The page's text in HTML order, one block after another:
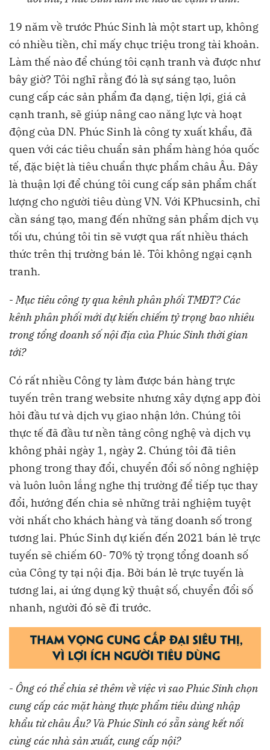
19 năm về trước Phúc Sinh là một start up, không
có nhiều tiền, chỉ mấy chục triệu trong tài khoản.
Làm thế nào để chúng tôi cạnh tranh và được như
bây giờ? Tôi nghĩ rằng đó là sự sáng tạo, luôn
cung cấp các sản phẩm đa dạng, tiện lợi, giá cả
cạnh tranh, sẽ giúp nâng cao năng lực và hoạt
động của DN. Phúc Sinh là công ty xuất khẩu, đã
quen với các tiêu chuẩn sản phẩm hàng hóa quốc
tế, đặc biệt là tiêu chuẩn thực phẩm châu Âu. Đây
là thuận lợi để chúng tôi cung cấp sản phẩm chất
lượng cho người tiêu dùng VN. Với KPhucsinh, chỉ
cần sáng tạo, mang đến những sản phẩm dịch vụ
tối ưu, chúng tôi tin sẽ vượt qua rất nhiều thách
thức trên thị trường bán lẻ. Tôi không ngại cạnh
tranh.
-Mục tiêu công ty qua kênh phân phối TMĐT? Các
kênh phân phối mới dự kiến chiếm tỷ trọng bao nhiêu
trong tổng doanh số nội địa của Phúc Sinh thời gian
tới?
Có rất nhiều Công ty làm được bán hàng trực
tuyến trên trang website nhưng xây dựng app đòi
hỏi đầu tư và dịch vụ giao nhận lớn. Chúng tôi
thực tế đã đầu tư nền tảng công nghệ và dịch vụ
không phải ngày 1, ngày 2. Chúng tôi đã tiên
phong trong thay đổi, chuyển đổi số nông nghiệp
và luôn luôn lắng nghe thị trường để tiếp tục thay
đổi, hướng đến chia sẻ những trải nghiệm tuyệt
vời nhất cho khách hàng và tăng doanh số trong
tương lai. Phúc Sinh dự kiến đến 2021 bán lẻ trực
tuyến sẽ chiếm 60- 70% tỷ trọng tổng doanh số
của Công ty tại nội địa. Bởi bán lẻ trực tuyến là
tương lai, ai ứng dụng kỹ thuật số, chuyển đổi số
nhanh, người đó sẽ đi trước.
- Ông có thể chia sẻ thêm về việc vì sao Phúc Sinh chọn
cung cấp các mặt hàng thực phẩm tiêu dùng nhập
khẩu từ châu Âu? Và Phúc Sinh có sẵn sàng kết nối
cùng các nhà sản xuất, cung cấp nội?